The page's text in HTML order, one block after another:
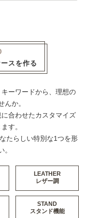
スを作る
ーワードから、理想の
んか。
合わせたカスタマイズ
す。
たらしい特別な1つを形
。
LEATHER
レザー調
STAND
スタンド機能